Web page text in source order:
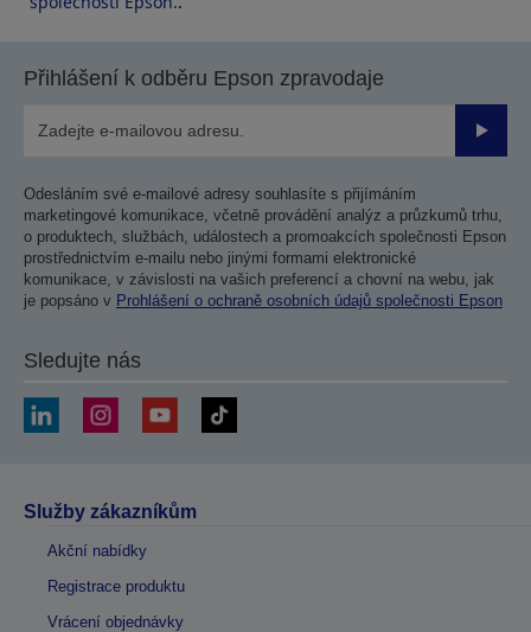
Přihlášení k odběru Epson zpravodaje
Odesláním své e-mailové adresy souhlasíte s přijímáním
marketingové komunikace, včetně provádění analýz a průzkumů trhu,
o produktech, službách, událostech a promoakcích společnosti Epson
prostřednictvím e-mailu nebo jinými formami elektronické
komunikace, v závislosti na vašich preferencí a chovní na webu, jak
je popsáno v Prohlášení o ochraně osobních údajů společnosti Epson
Sledujte nás
Služby zákazníkům
Akční nabídky
Registrace produktu
Vrácení objednávky